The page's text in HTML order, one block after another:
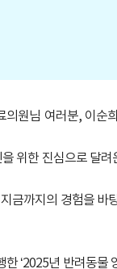
원님 여러분, 이순
위한 진심으로 달
금까지의 경험을
‘2025년 반려동